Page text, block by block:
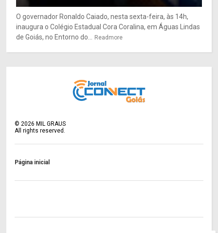
O governador Ronaldo Caiado, nesta sexta-feira, às 14h,
inaugura o Colégio Estadual Cora Coralina, em Águas Lindas
de Goiás, no Entorno do... Readmore
©2026 MIL GRAUS
All rights reserved.
Página inicial